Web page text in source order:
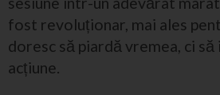
fost revoluționar, mai ales
doresc să piardă vremea, ci
acțiune.